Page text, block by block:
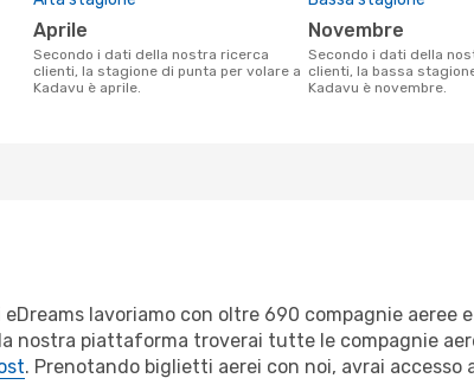
aprile
Secondo i dati della nostra ricerca
clienti, la stagione di punta per volare a
Kadavu è aprile.
novembre
Secondo i dati della nostra ricerca
clienti, la bassa
Kadavu è novembre.
lavoriamo con oltre 690 compagnie aeree
nostra piattaforma troverai tutte le compagnie
. Prenotando biglietti aerei con noi, avrai